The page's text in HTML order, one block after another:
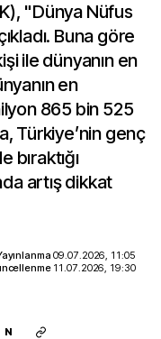
"Dünya Nüfus
Buna göre
ile dünyanın en
en
865 bin 525
Türkiye’nin genç
bıraktığı
artış dikkat
09.07.2026, 11:05
11.07.2026, 19:30
N